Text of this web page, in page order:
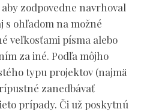
zodpovedne navrhoval
s ohľadom na možné
veľkosťami písma alebo
za iné. Podľa môjho
typu projektov (najmä
zanedbávať
prípady. Či už poskytnú